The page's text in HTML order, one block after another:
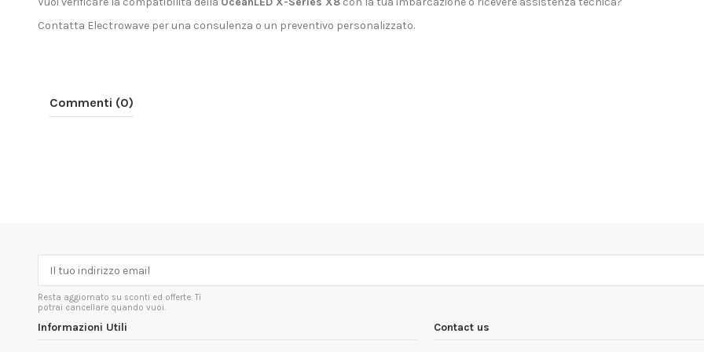
Contatta Electrowaveper una consulenza o un preventivo personalizzato.
Commenti (0)
Resta aggiornato su sconti ed offerte. Ti
potrai cancellare quando vuoi.
Informazioni Utili Contact us